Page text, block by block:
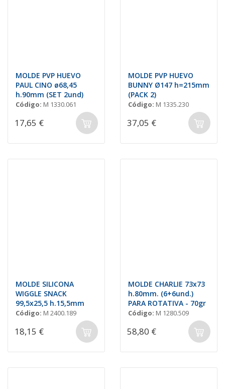
MOLDE PVP HUEVO
PAUL CINO ø68,45
h.90mm (SET 2und)
Código: M 1330.061
17,65 €
MOLDE PVP HUEVO
BUNNY Ø147 h=215mm
(PACK 2)
Código: M 1335.230
37,05 €
MOLDE SILICONA
WIGGLE SNACK
99,5x25,5 h.15,5mm
Código: M 2400.189
18,15 €
MOLDE CHARLIE 73x73
h.80mm. (6+6und.)
PARA ROTATIVA - 70gr
Código: M 1280.509
58,80 €